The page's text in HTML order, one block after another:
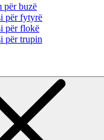
për buzë
për fytyrë
për flokë
për trupin